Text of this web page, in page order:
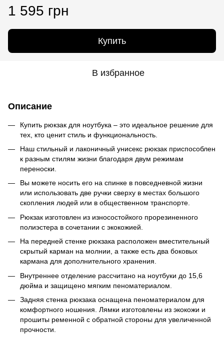
1 595 грн
Купить
В избранное
Описание
Купить рюкзак для ноутбука – это идеальное решение для
тех, кто ценит стиль и функциональность.
Наш стильный и лаконичный унисекс рюкзак приспособлен
к разным стилям жизни благодаря двум режимам
переноски.
Вы можете носить его на спинке в повседневной жизни
или использовать две ручки сверху в местах большого
скопления людей или в общественном транспорте.
Рюкзак изготовлен из износостойкого прорезиненного
полиэстера в сочетании с экокожией.
На передней стенке рюкзака расположен вместительный
скрытый карман на молнии, а также есть два боковых
кармана для дополнительного хранения.
Внутреннее отделение рассчитано на ноутбуки до 15,6
дюйма и защищено мягким пеноматериалом.
Задняя стенка рюкзака оснащена пеноматериалом для
комфортного ношения. Лямки изготовлены из экокожи и
прошиты ременной с обратной стороны для увеличенной
прочности.